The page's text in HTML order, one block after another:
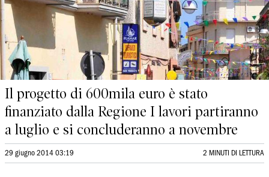
Il progetto di 600mila euro è stato
finanziato dalla Regione I lavori partiranno
a luglio e si concluderanno a novembre
29 giugno 2014 03:19 2 MINUTI DI LETTURA